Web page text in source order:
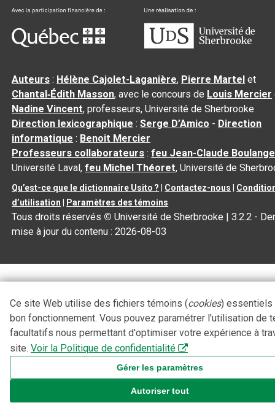
Auteurs : Hélène Cajolet-Laganière, Pierre Martel et
Chantal‑Édith Masson, avec le concours de Louis Mercier
Nadine Vincent, professeurs, Université de Sherbrooke
Direction lexicographique :Serge D’Amico - Direction
informatique : Benoit Mercier
Professeurs collaborateurs :feu Jean-Claude
Université Laval,feu Michel Théoret, Université de
Qu’est-ce que le dictionnaire Usito ? Contactez-nous
d’utilisation
Paramètres des témoins
Tous droits réservés © Université de Sherbrooke |3.2.2 -
mise à jour du contenu :2026-08-03
Ce site Web utilise des fichiers témoins (cookies) essentiels
bon fonctionnement. Vous pouvez paramétrer l'utilisation de
facultatifs nous permettant d'optimiser votre expérience à
site. Voir la Politique de confidentialité
Gérer les paramètres
Autoriser tout